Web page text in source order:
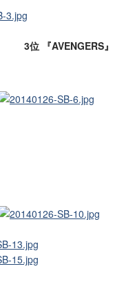
3位 『AVENGERS』